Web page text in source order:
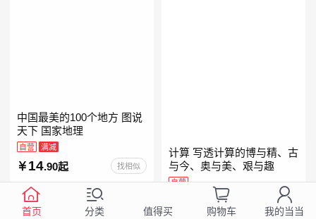
中国最美的100个地方 图说
天下 国家地理
自营 满减
14.90起 找相似
计算 写透计算的博与精、古
与今、奥与美、艰与趣
自营
找相似
首页 分类 值得买 购物车 我的当当